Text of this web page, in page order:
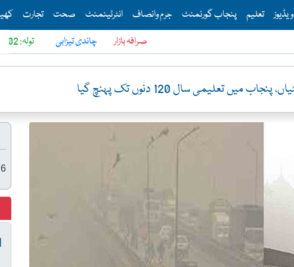
This isتعلیم پنجاب گورنمنٹ جرم وانصاف انٹرٹینمنٹ صحت تجارت
تولہ: 6902 دس چاندی تیزابی صرافہ بازار
تعلیمی سال 120 دنوں تک پہنچ گیا